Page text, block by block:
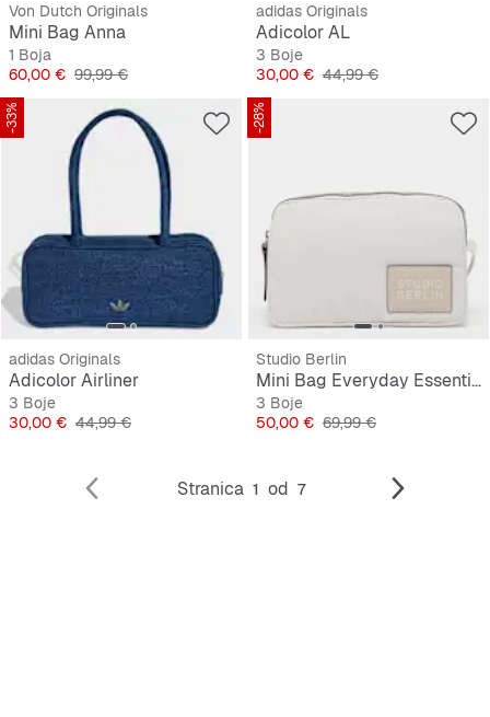
Von Dutch Originals
Mini Bag Anna
1 Boja
Cijena
60,00 € Originalna cijena
99,99 €
adidas Originals
Adicolor AL
3 Boje
Cijena
30,00 € Originalna cijena
44,99 €
-33%
adidas Originals
Adicolor Airliner
3 Boje
Cijena
30,00 € Originalna cijena
44,99 €
-28%
Studio Berlin
Mini Bag Everyday Essential Bag Dahlem
3 Boje
Cijena
50,00 € Originalna cijena
69,99 €
Stranica 1 od 7